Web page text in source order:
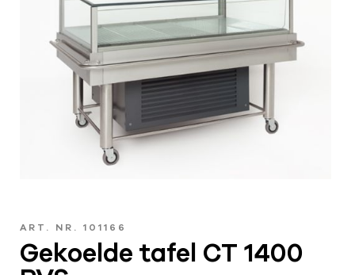
ART. NR. 101166
Gekoelde tafel CT 1400